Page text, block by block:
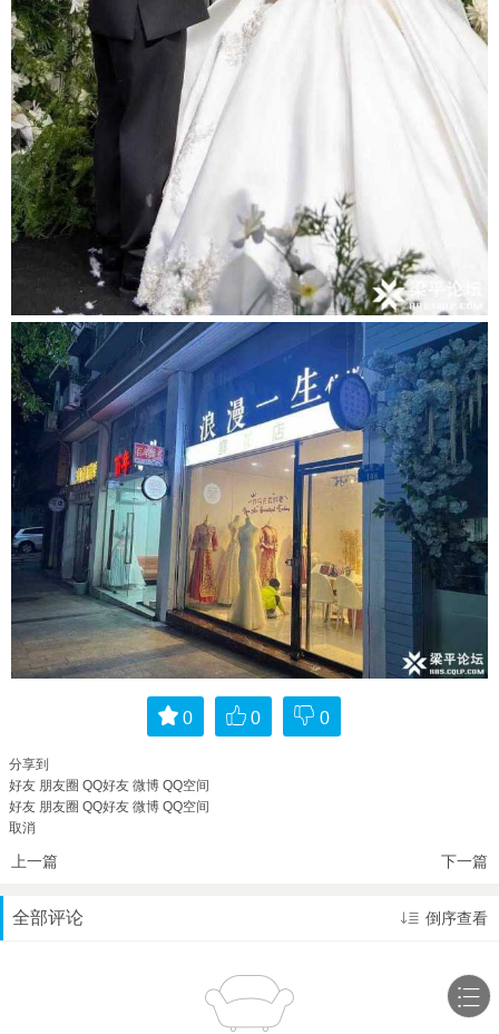
0 0 0
分享到
好友 朋友圈 QQ好友 微博 QQ空间
好友 朋友圈 QQ好友 微博 QQ空间
取消
上一篇 下一篇
全部评论 倒序查看